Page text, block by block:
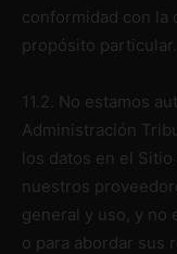
conformidad con la
propósito particular.
11.2. No estamos
Administración
los datos en el
nuestros
general y uso, y no
o para abordar sus